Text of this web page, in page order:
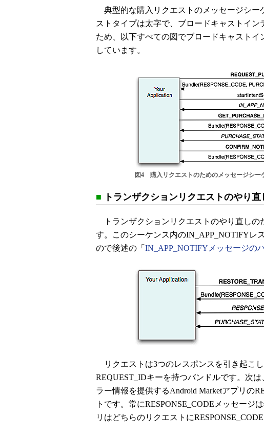
典型的な購入リクエストのメッセージシー
ストタイプは太字で、ブロードキャストイ
ため、以下すべての図でブロードキャストイ
しています。
図4 購入リクエストのためのメッセージシー
■ トランザクションリクエストのやり直
トランザクションリクエストのやり直しの
す。このシーケンス内のIN_APP_NOTIFYレ
ので後述の「 IN_APP_NOTIFYメッセージの
リクエストは3つのレスポンスを引き起こ
REQUEST_IDキーを持つバンドルです。次
ラー情報を提供するAndroid Marketアプリの
トです。常にRESPONSE_CODEメッセー
リはどちらのリクエストに